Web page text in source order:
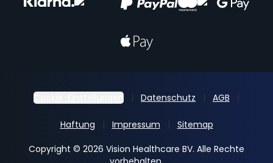
Cookie-Einstellungen Datenschutz AGB
Haftung Impressum
Sitemap
Copyright © 2026 Vision Healthcare BV. Alle Rechte